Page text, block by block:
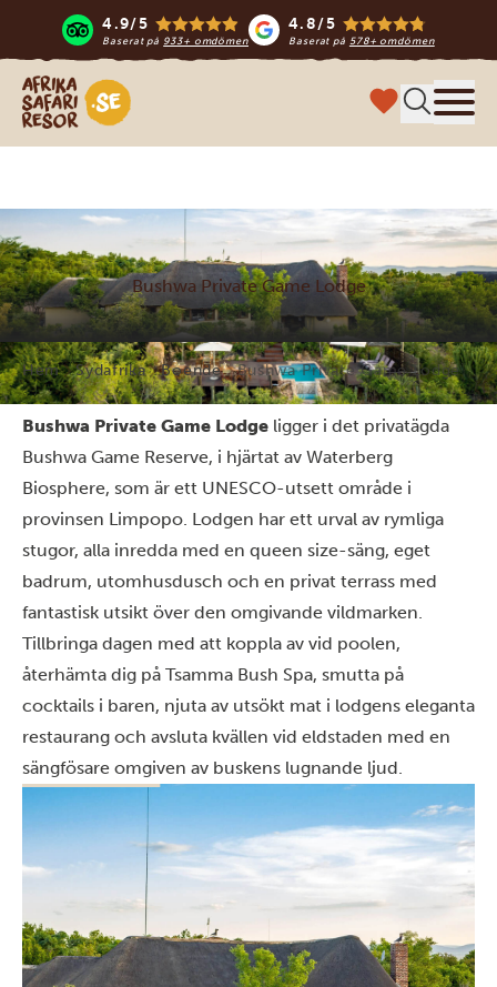
4.9/5
Baserat på 933+ omdömen
4.8/5
Baserat på 578+ omdömen
Safari-resor i Afrika
Bushwa Private Game Lodge
Hem Sydafrika Boende Bushwa Private Game Lodge
Bushwa Private Game Lodge ligger i det privatägda
Bushwa Game Reserve, i hjärtat av Waterberg
Biosphere, som är ett UNESCO-utsett område i
provinsen Limpopo. Lodgen har ett urval av rymliga
stugor, alla inredda med en queen size-säng, eget
badrum, utomhusdusch och en privat terrass med
fantastisk utsikt över den omgivande vildmarken.
Tillbringa dagen med att koppla av vid poolen,
återhämta dig på Tsamma Bush Spa, smutta på
cocktails i baren, njuta av utsökt mat i lodgens eleganta
restaurang och avsluta kvällen vid eldstaden med en
sängfösare omgiven av buskens lugnande ljud.